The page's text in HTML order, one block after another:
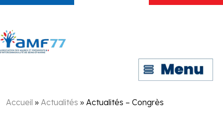
Accueil » Actualités » Actualités – Congrès